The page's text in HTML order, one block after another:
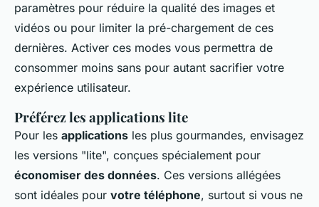
paramètres pour réduire la qualité des images et
vidéos ou pour limiter la pré-chargement de ces
dernières. Activer ces modes vous permettra de
consommer moins sans pour autant sacrifier votre
expérience utilisateur.
Préférez les applications lite
Pour les applications les plus gourmandes, envisagez
les versions "lite", conçues spécialement pour
économiser des données. Ces versions allégées
sont idéales pour votre téléphone, surtout si vous ne